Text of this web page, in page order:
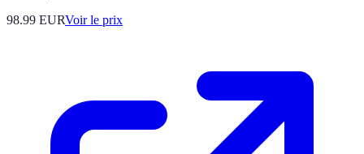
98.99 EURVoir le prix